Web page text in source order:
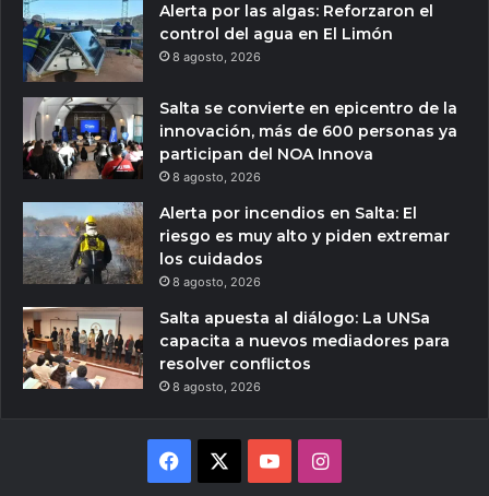
Alerta por las algas: Reforzaron el
control del agua en El Limón
8 agosto, 2026
Salta se convierte en epicentro de la
innovación, más de 600 personas ya
participan del NOA Innova
8 agosto, 2026
Alerta por incendios en Salta: El
riesgo es muy alto y piden extremar
los cuidados
8 agosto, 2026
Salta apuesta al diálogo: La UNSa
capacita a nuevos mediadores para
resolver conflictos
8 agosto, 2026
Facebook YouTubeInstagram